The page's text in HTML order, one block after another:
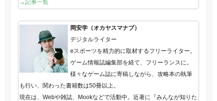
→記事一覧
岡安学（オカヤスマナブ）
デジタルライター
eスポーツを精力的に取材するフリーライター。
ゲーム情報誌編集部を経て、フリーランスに。
様々なゲーム誌に寄稿しながら、攻略本の執筆
も行い、関わった書籍数は50冊以上。
現在は、Webや雑誌、Mookなどで活動中。近著に『みんなが知りた